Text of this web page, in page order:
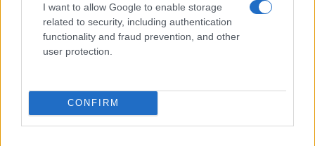
I want to allow Google to enable storage
related to security, including authentication
functionality and fraud prevention, and other
user protection.
CONFIRM